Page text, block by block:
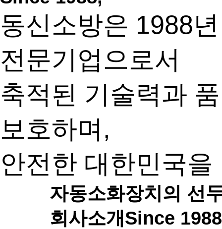
동신소방은 1988
전문기업으로서
축적된 기술력과
보호하며,
안전한 대한민국
자동소화장치의 선
회사소개Since